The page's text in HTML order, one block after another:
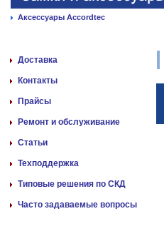
Аксессуары Accordtec
Доставка
Контакты
Прайсы
Ремонт и обслуживание
Статьи
Техподдержка
Типовые решения по СКД
Часто задаваемые вопросы